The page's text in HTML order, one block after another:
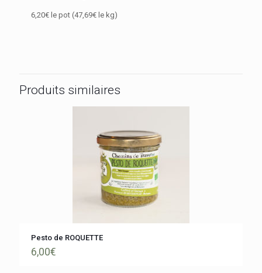
6,20€ le pot (47,69€ le kg)
Produits similaires
Pesto de ROQUETTE
6,00€